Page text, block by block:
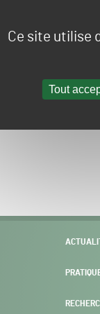
Ce site utilise
Tout